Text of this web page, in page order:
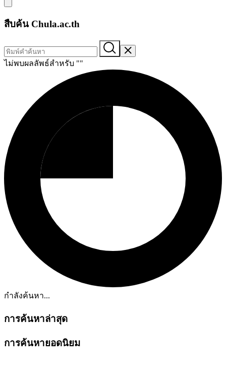
สืบค้น Chula.ac.th
ไม่พบผลลัพธ์สำหรับ ""
กำลังค้นหา...
การค้นหาล่าสุด
การค้นหายอดนิยม